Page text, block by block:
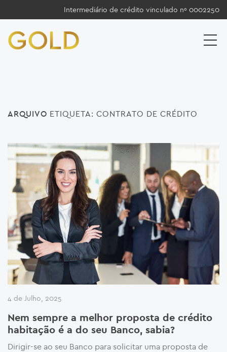
Intermediário de crédito vinculado nº 0002250
ARQUIVO ETIQUETA: CONTRATO DE CRÉDITO
4 de Julho, 2025
Nem sempre a melhor proposta de crédito
habitação é a do seu Banco, sabia?
Dirigir-se ao seu Banco para solicitar uma proposta de